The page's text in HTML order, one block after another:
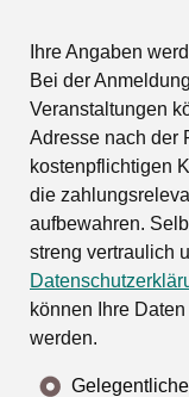
Ihre Angaben
Bei der
Veranstaltungen
Adresse nach der
kostenpflichtigen
die
aufbewahren.
streng vertraulich
können Ihre Daten
werden.